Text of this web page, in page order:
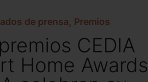
de prensa, Premios
CEDIA
Home Awards